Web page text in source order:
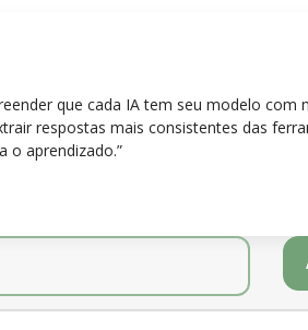
que cada IA tem seu modelo com
respostas mais consistentes das
o aprendizado.”